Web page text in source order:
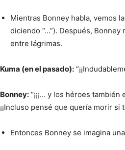
Mientras Bonney habla, vemos
diciendo “…”). Después, Bonney
entre lágrimas.
Kuma (en el pasado):
Bonney: “¡¡¡… y los héroes
¡¡Incluso pensé que quería morir si
Entonces Bonney se imagina